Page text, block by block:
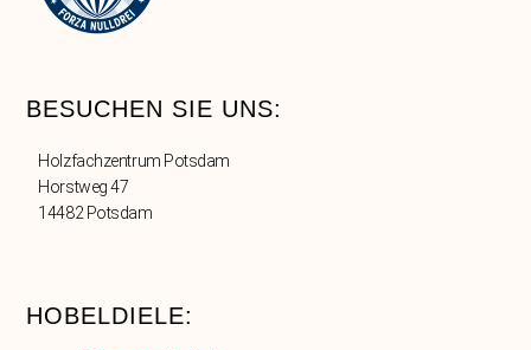
BESUCHEN SIE UNS:
Holzfachzentrum Potsdam
Horstweg 47
14482 Potsdam
HOBELDIELE: